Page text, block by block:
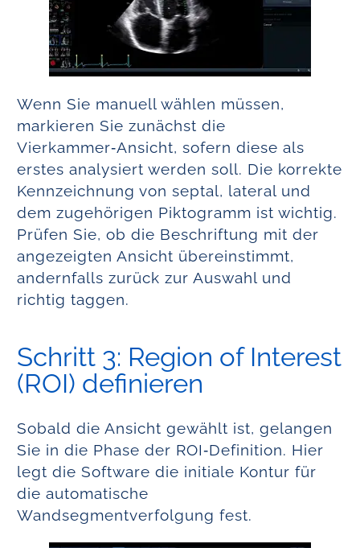
Wenn Sie manuell wählen müssen,
markieren Sie zunächst die
Vierkammer‑Ansicht, sofern diese als
erstes analysiert werden soll. Die korrekte
Kennzeichnung von septal, lateral und
dem zugehörigen Piktogramm ist wichtig.
Prüfen Sie, ob die Beschriftung mit der
angezeigten Ansicht übereinstimmt,
andernfalls zurück zur Auswahl und
richtig taggen.
Schritt 3: Region of Interest
(ROI) definieren
Sobald die Ansicht gewählt ist, gelangen
Sie in die Phase der ROI‑Definition. Hier
legt die Software die initiale Kontur für
die automatische
Wandsegmentverfolgung fest.